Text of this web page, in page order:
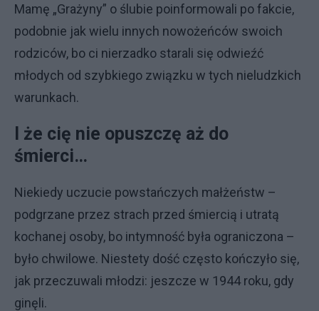
Mamę „Grażyny” o ślubie poinformowali po fakcie,
podobnie jak wielu innych nowożeńców swoich
rodziców, bo ci nierzadko starali się odwieźć
młodych od szybkiego związku w tych nieludzkich
warunkach.
I że cię nie opuszczę aż do
śmierci…
Niekiedy uczucie powstańczych małżeństw –
podgrzane przez strach przed śmiercią i utratą
kochanej osoby, bo intymność była ograniczona –
było chwilowe. Niestety dość często kończyło się,
jak przeczuwali młodzi: jeszcze w 1944 roku, gdy
ginęli.